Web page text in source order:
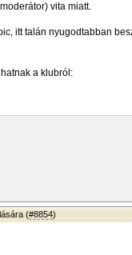
vita miatt.
itt talán nyugodtabban
a klubról:
(#8854)